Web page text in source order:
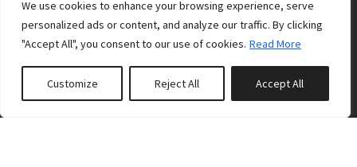
We use cookies to enhance your browsing experience, serve
personalized ads or content, and analyze our traffic. By clicking
"Accept All", you consent to our use of cookies. Read More
Customize Reject All Accept All
0properties saved